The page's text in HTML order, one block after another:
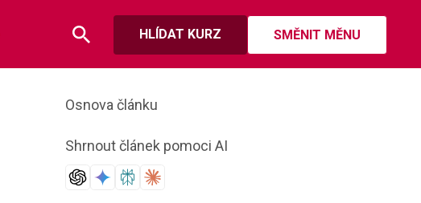
HLÍDAT KURZ SMĚNIT MĚNU
Osnova článku
Shrnout článek pomoci AI